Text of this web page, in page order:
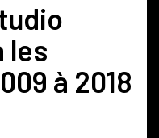
les
à 2018